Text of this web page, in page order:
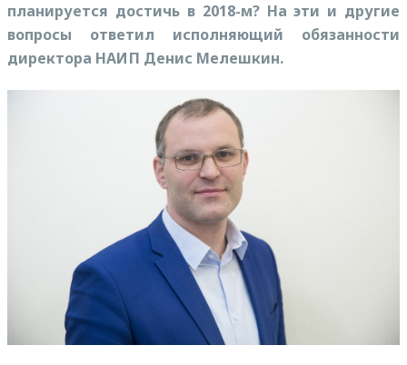
планируется достичь в 2018-м? На эти и другие
вопросы ответил исполняющий обязанности
директора НАИП Денис Мелешкин.